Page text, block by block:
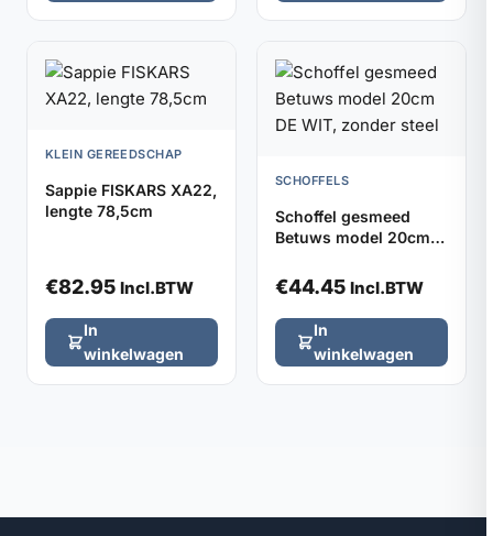
KLEIN GEREEDSCHAP
Sappie FISKARS XA22,
lengte 78,5cm
€82.95 Incl.BTW
In
winkelwagen
SCHOFFELS
Schoffel gesmeed
Betuws model 20cm
€44.45 Incl.BTW
In
winkelwagen